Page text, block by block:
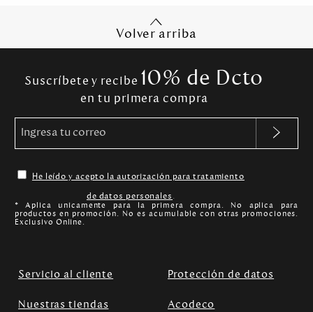
Volver arriba
Suscríbete y recibe 10% de Dcto
en tu primera compra
He leído y acepto la autorización para tratamiento
de datos personales.
* Aplica unicamente para la primera compra. No aplica para
productos en promoción. No es acumulable con otras promociones.
Exclusivo Online.
Servicio al cliente Protección de datos
Nuestras tiendas Acodeco